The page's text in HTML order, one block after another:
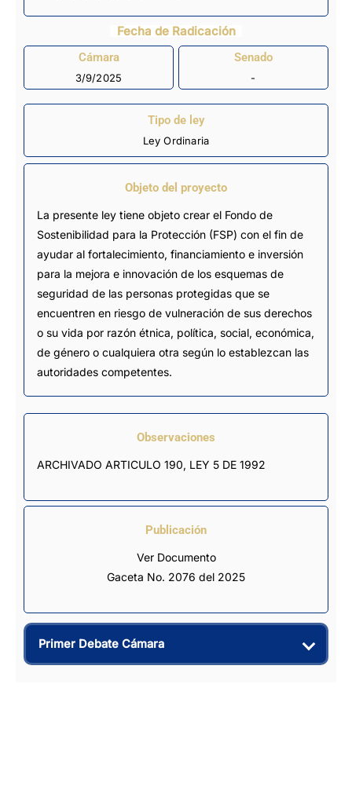
Fecha de Radicación
Cámara
3/9/2025
Senado
-
Tipo de ley
Ley Ordinaria
Objeto del proyecto
La presente ley tiene objeto crear el Fondo de
Sostenibilidad para la Protección (FSP) con el fin de
ayudar al fortalecimiento, financiamiento e inversión
para la mejora e innovación de los esquemas de
seguridad de las personas protegidas que se
encuentren en riesgo de vulneración de sus derechos
o su vida por razón étnica, política, social, económica,
de género o cualquiera otra según lo establezcan las
autoridades competentes.
Observaciones
ARCHIVADO ARTICULO 190, LEY 5 DE 1992
Publicación
Ver Documento
Gaceta No. 2076 del 2025
Primer Debate Cámara